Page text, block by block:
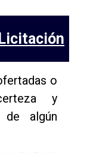
o
y
de algún